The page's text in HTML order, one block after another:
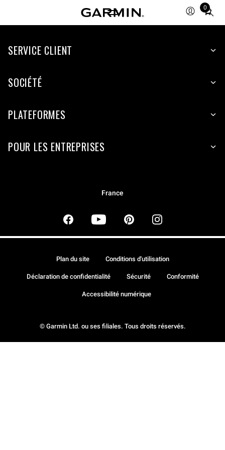
0
Total
items
cart:
SERVICE CLIENT
SOCIÉTÉ
PLATEFORMES
POUR LES ENTREPRISES
France
© Garmin Ltd. ou ses filiales. Tous droits réservés.
Plan du site Conditions d'utilisation
Déclaration de confidentialité Sécurité Conformité
Accessibilité numérique